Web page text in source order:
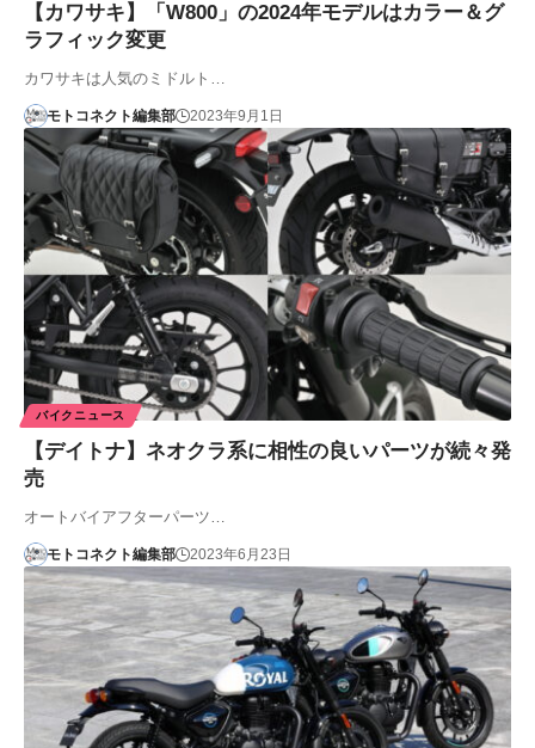
【カワサキ】「W800」の2024年モデルはカラー＆グ
ラフィック変更
カワサキは人気のミドルト…
モトコネクト編集部 2023年9月1日
バイクニュース
【デイトナ】ネオクラ系に相性の良いパーツが続々発
売
オートバイアフターパーツ…
モトコネクト編集部 2023年6月23日